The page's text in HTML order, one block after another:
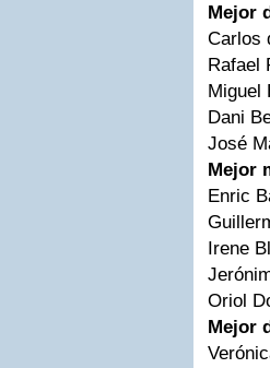
Mejor
Carlos
Rafael
Miguel
Dani
José
Mejor
Enric
Irene
Oriol
Mejor